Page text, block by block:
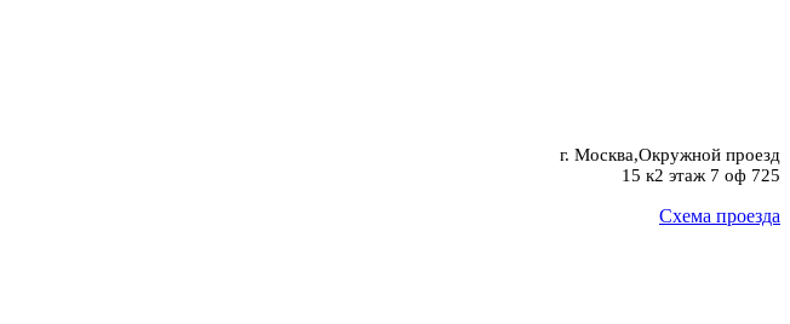
г. Москва,Окружной проезд
15 к2 этаж 7 оф 725
Схема проезда